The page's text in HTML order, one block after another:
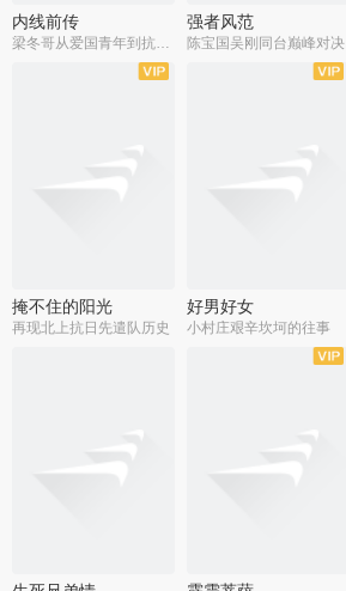
内线前传 强者风范
陈宝国吴刚同台巅峰对决
掩不住的阳光
再现北上抗日先遣队历史
好男好女
小村庄艰辛坎坷的往事